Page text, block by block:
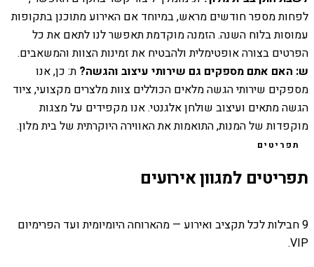
לפחות מספר חודשים מראש, במיוחד אם האירוע מתוכנן בתקופות
עמוסות בלוח השנה. הזמנה מוקדמת תאפשר לנו לתאם את כל
הפרטים בצורה אופטימלית ולהבטיח את זמינות הצוות והמשאבים.
ש: האם אתם מספקים גם שירותי עיצוב והגשה? ת: כן, אנו
מספקים שירותי הגשה מלאים הכוללים צוות מלצרים מקצועי, ציוד
הגשה מתאים ועיצוב שולחן אלגנטי. אנו מקפידים על מצגות
מוקפדות של המנות, התואמות את האווירה היוקרתית של בית מלון.
תפריטים
תפריטים למגוון אירועים
9 חבילות לכל תקציב ואירוע — מהארוחה היומיומית ועד הפרימיום
VIP.